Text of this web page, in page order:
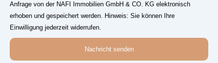
Anfrage von der NAFI Immobilien GmbH & CO. KG elektronisch
erhoben und gespeichert werden. Hinweis: Sie können Ihre
Einwilligung jederzeit widerrufen.
Nachricht senden